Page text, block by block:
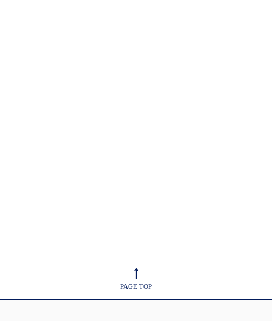
↑
PAGE TOP